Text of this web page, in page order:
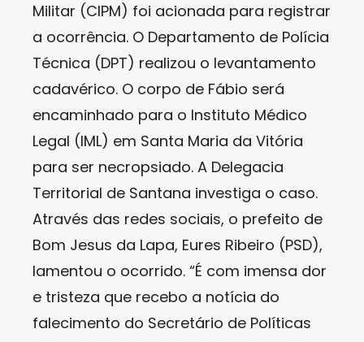
Militar (CIPM) foi acionada para registrar
a ocorrência. O Departamento de Polícia
Técnica (DPT) realizou o levantamento
cadavérico. O corpo de Fábio será
encaminhado para o Instituto Médico
Legal (IML) em Santa Maria da Vitória
para ser necropsiado. A Delegacia
Territorial de Santana investiga o caso.
Através das redes sociais, o prefeito de
Bom Jesus da Lapa, Eures Ribeiro (PSD),
lamentou o ocorrido. “É com imensa dor
e tristeza que recebo a notícia do
falecimento do Secretário de Políticas